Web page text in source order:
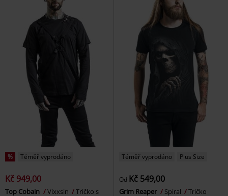
% Téměř vyprodáno
Kč 949,00
Top Cobain Vixxsin
Tričko s
Téměř vyprodáno Plus Size
Od Kč 549,00
Grim Reaper Spiral Tričko